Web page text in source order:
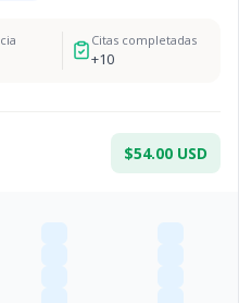
Citas completadas
+10
$54.00 USD